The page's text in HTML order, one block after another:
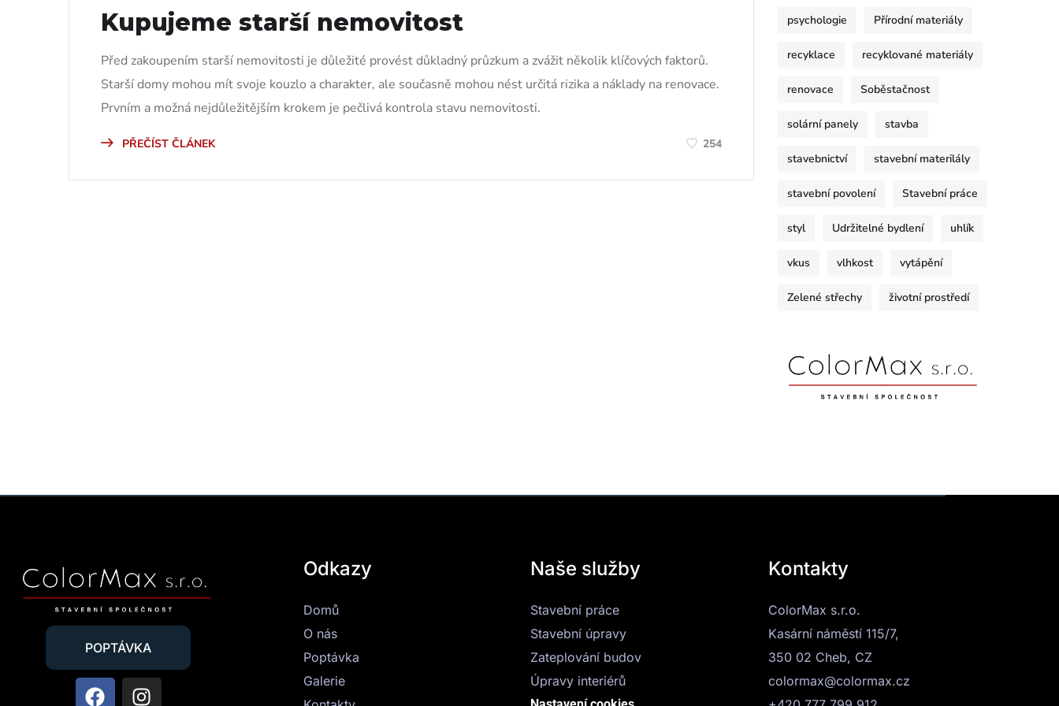
Kupujeme starší nemovitost
Před zakoupením starší nemovitosti je důležité provést důkladný průzkum a zvážit několik klíčových faktorů.
Starší domy mohou mít svoje kouzlo a charakter, ale současně mohou nést určitá rizika a náklady na renovace.
Prvním a možná nejdůležitějším krokem je pečlivá kontrola stavu nemovitosti.
PŘEČÍST ČLÁNEK 254
psychologie Přírodní materiály
recyklace recyklované materiály
renovace Soběstačnost
solární panely stavba
stavebnictví stavební materilály
stavební povolení Stavební práce
styl Udržitelné bydlení uhlík
vkus vlhkost vytápění
Zelené střechy životní prostředí
POPTÁVKA
Odkazy
Domů
O nás
Poptávka
Galerie
Naše služby
Stavební práce
Stavební úpravy
Zateplování budov
Úpravy interiérů
Kontakty
ColorMax s.r.o.
Kasární náměstí 115/7,
350 02 Cheb, CZ
colormax@colormax.cz